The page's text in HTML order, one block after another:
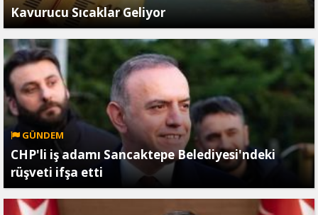
Kavurucu Sıcaklar Geliyor
GÜNDEM
CHP'li iş adamı Sancaktepe Belediyesi'ndeki
rüşveti ifşa etti